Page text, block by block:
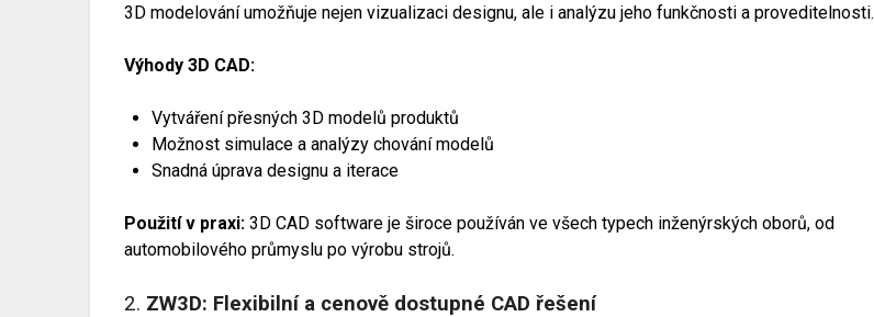
3D modelování umožňuje nejen vizualizaci designu, ale i analýzu jeho funkčnosti a proveditelnosti.
Výhody 3D CAD:
Vytváření přesných 3D modelů produktů
Možnost simulace a analýzy chování modelů
Snadná úprava designu a iterace
Použití v praxi: 3D CAD software je široce používán ve všech typech inženýrských oborů, od
automobilového průmyslu po výrobu strojů.
2. ZW3D: Flexibilní a cenově dostupné CAD řešení